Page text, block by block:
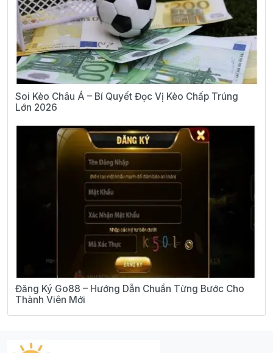
Soi Kèo Châu Á – Bí Quyết Đọc Vị Kèo Chấp Trúng
Lớn 2026
Đăng Ký Go88 – Hướng Dẫn Chuẩn Từng Bước Cho
Thành Viên Mới